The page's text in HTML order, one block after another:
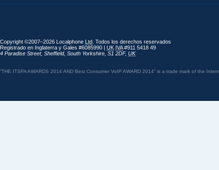
Copyright ©2007–2026 Localphone Ltd . Todos los derechos reservados
Registrado en Inglaterra y Gales #6085990 | UK IVA#911 5418 49
4 Paradise Street, Sheffield, South Yorkshire S1 2DF, UK
“THE ITSPA AWARDS 2014 AND Best Consumer VoIP AWARD 2014” is a trade mark of the